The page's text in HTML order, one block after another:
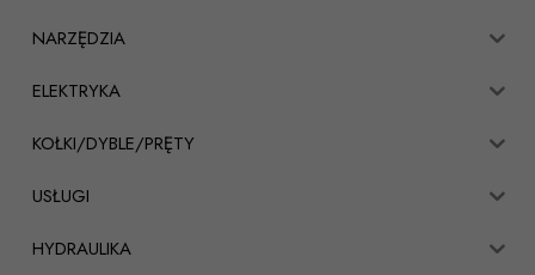
NARZĘDZIA
ELEKTRYKA
KOŁKI/DYBLE/PRĘTY
USŁUGI
HYDRAULIKA